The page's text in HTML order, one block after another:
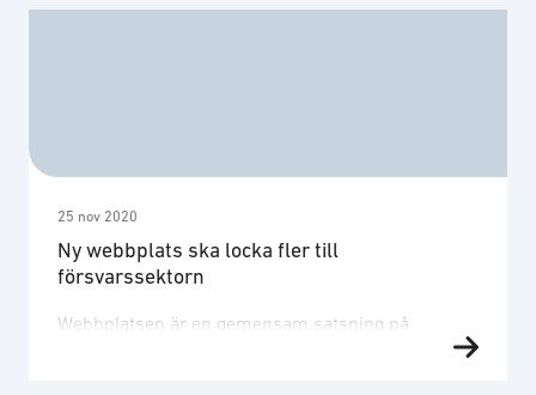
verkar inom sektorn, visa varför den behövs och
25 nov 2020
Ny webbplats ska locka fler till
försvarssektorn
Webbplatsen är en gemensam satsning på